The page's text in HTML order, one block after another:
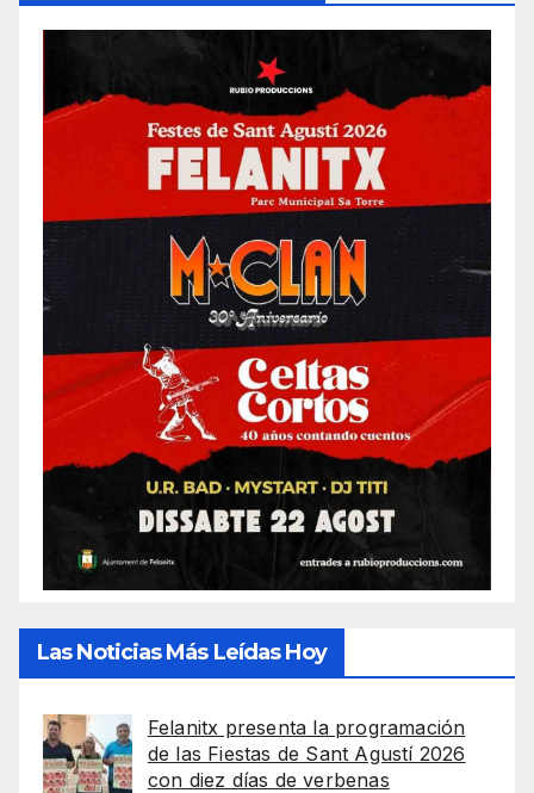
Las Noticias Más Leídas Hoy
Felanitx presenta la programación
de las Fiestas de Sant Agustí 2026
con diez días de verbenas